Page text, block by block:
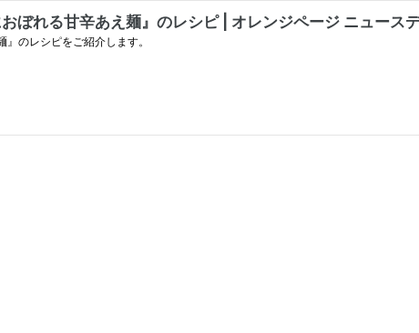
ぼれる甘辛あえ麺』のレシピ | オレンジページ ニュース
のレシピをご紹介します。